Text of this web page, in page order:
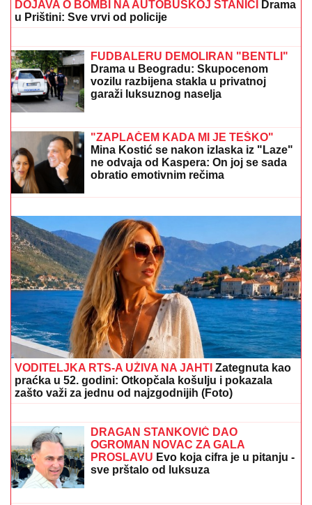
CECU NIKO NIJE PREPOZNAO NA
AERODROMULeti iz Malage za
naočare (FOTO)
Pao u Beogradu! Evrodžast podržao
Srbiju: Osumnjičen da je
DOJAVA O BOMBI NA AUTOBUSKOJ STANICIDrama
u Prištini: Sve vrvi od policije
"NEĆE BITI KAO ONA KOJU PIŠU
OČAJNICE"Jovana Jeremić sprema
haos, o ovome će svi brujati: Potkačila
bivše i sve muškarce
FUDBALERU DEMOLIRAN "BENTLI"
vozilu razbijena stakla u privatnoj
garaži luksuznog naselja